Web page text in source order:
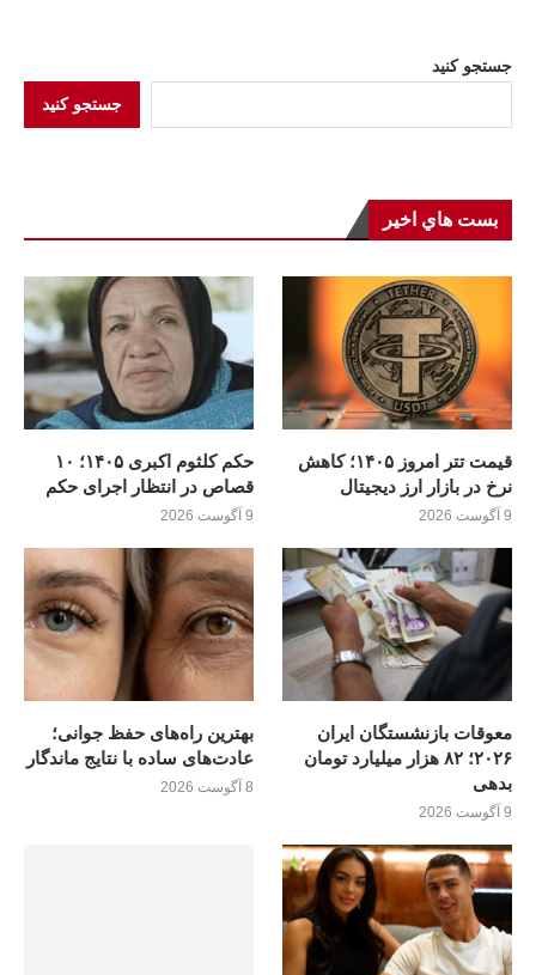
جستجو کنید
جستجو کنید
بست هاي اخير
قیمت تتر امروز ۱۴۰۵؛ کاهش
نرخ در بازار ارز دیجیتال
9 آگوست 2026
حکم کلثوم اکبری ۱۴۰۵؛ ۱۰
قصاص در انتظار اجرای حکم
9 آگوست 2026
معوقات بازنشستگان ایران
۲۰۲۶؛ ۸۲ هزار میلیارد تومان
بدهی
9 آگوست 2026
بهترین راه‌های حفظ جوانی؛
عادت‌های ساده با نتایج ماندگار
8 آگوست 2026